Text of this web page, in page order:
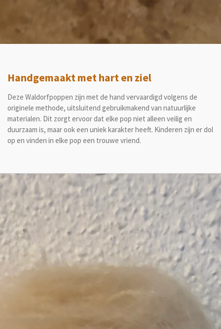
Handgemaakt met hart en ziel
Deze Waldorfpoppen zijn met de hand vervaardigd volgens de
originele methode, uitsluitend gebruikmakend van natuurlijke
materialen. Dit zorgt ervoor dat elke pop niet alleen veilig en
duurzaam is, maar ook een uniek karakter heeft. Kinderen zijn er dol
op en vinden in elke pop een trouwe vriend.